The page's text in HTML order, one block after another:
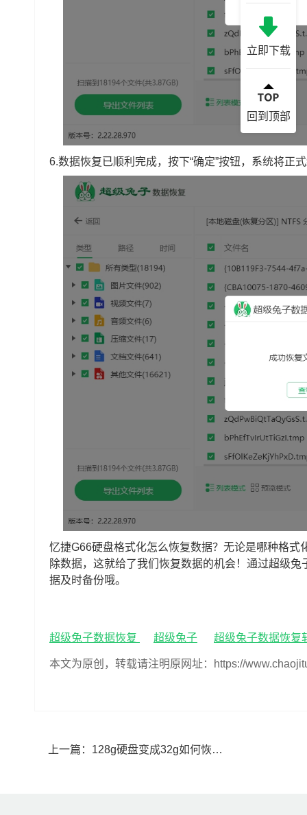
6.数据恢复已顺利完成，按下“确定”按钮，系统将正
忆捷G66硬盘格式化怎么恢复数据？无论是哪种格
除数据，这就给了我们恢复数据的机会！通过超级
据及时备份哦。
超级兔子数据恢复 超级兔子 超级兔子数据恢复
本文为原创，转载请注明原网址：https://
上一篇： 128g硬盘变成32g如何恢复(128g硬盘变成32g怎么恢复)
立即下载
回到顶部